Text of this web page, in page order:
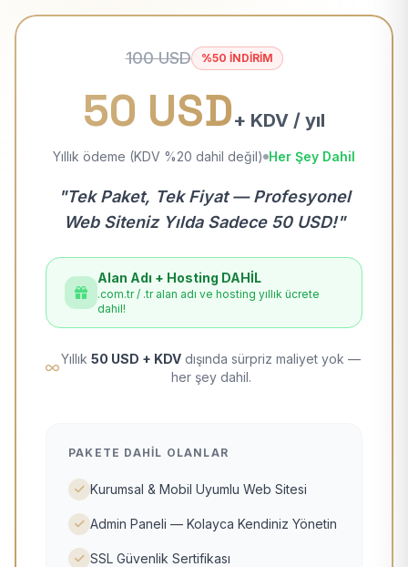
100 USD %50 İNDİRİM
50 USD+ KDV / yıl
Yıllık ödeme (KDV %20 dahil değil) Her Şey Dahil
"Tek Paket, Tek Fiyat — Profesyonel
Web Siteniz Yılda Sadece 50 USD!"
Alan Adı + Hosting DAHİL
.com.tr / .tr alan adı ve hosting yıllık ücrete
dahil!
Yıllık 50 USD + KDV dışında sürpriz maliyet yok —
her şey dahil.
PAKETE DAHIL OLANLAR
Kurumsal & Mobil Uyumlu Web Sitesi
Admin Paneli — Kolayca Kendiniz Yönetin
SSL Güvenlik Sertifikası